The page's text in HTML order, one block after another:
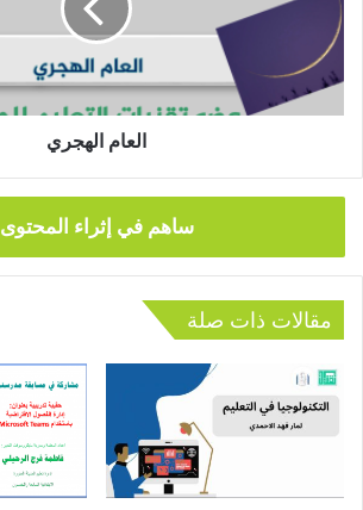
العام الهجري
ساهم في إثراء المحتوى
مقالات ذات صلة